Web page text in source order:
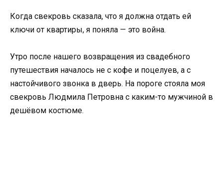
Когда свекровь сказала, что я должна отдать ей
ключи от квартиры, я поняла — это война.
Утро после нашего возвращения из свадебного
путешествия началось не с кофе и поцелуев, а с
настойчивого звонка в дверь. На пороге стояла моя
свекровь Людмила Петровна с каким-то мужчиной в
дешёвом костюме.